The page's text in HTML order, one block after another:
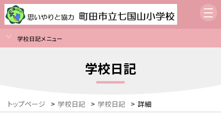
学校日記メニュー
学校日記
トップページ > 学校日記 > 学校日記 > 詳細